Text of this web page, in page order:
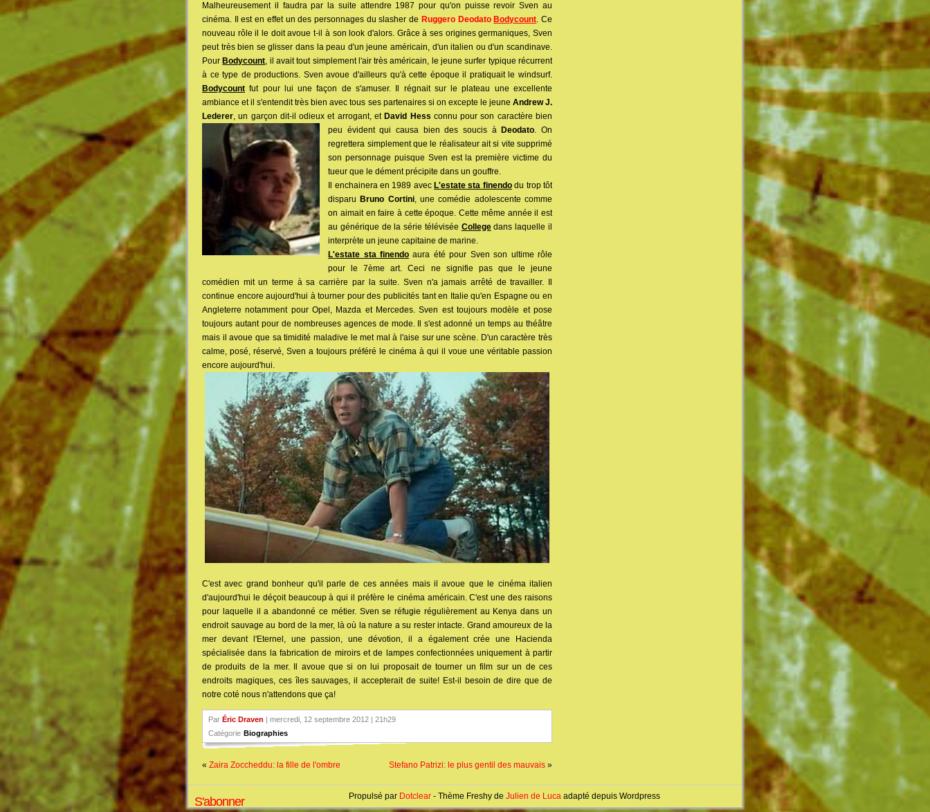
Malheureusement il faudra par la suite attendre 1987 pour qu'on puisse revoir Sven au
cinéma. Il est en effet un des personnages du slasher de Ruggero Deodato Bodycount. Ce
nouveau rôle il le doit avoue t-il à son look d'alors. Grâce à ses origines germaniques, Sven
peut très bien se glisser dans la peau d'un jeune américain, d'un italien ou d'un scandinave.
Pour Bodycount, il avait tout simplement l'air très américain, le jeune surfer typique récurrent
à ce type de productions. Sven avoue d'ailleurs qu'à cette époque il pratiquait le windsurf.
Bodycount fut pour lui une façon de s'amuser. Il régnait sur le plateau une excellente
ambiance et il s'entendit très bien avec tous ses partenaires si on excepte le jeune Andrew J.
Lederer, un garçon dit-il odieux et arrogant, et David Hess connu pour son caractère bien
peu évident quicausa bien des soucis à Deodato. On
regrettera simplement que le réalisateur ait si vite supprimé
son personnage puisque Sven est la première victime du
tueur que le dément précipite dans un gouffre.
Il enchainera en 1989 avec L'estate sta finendodu trop tôt
disparu Bruno Cortini, une comédie adolescente comme
on aimait en faire à cette époque. Cette même année il est
au générique de la série télévisée Collegedans laquelle il
interprète un jeune capitaine de marine.
L'estate sta finendo aura été pour Sven son ultime rôle
pour le 7ème art. Ceci ne signifie pas que le jeune
comédien mit un terme à sa carrière par la suite. Sven n'a jamais arrêté de travailler. Il
continue encore aujourd'hui à tourner pour des publicités tant en Italie qu'en Espagne ou en
Angleterre notamment pour Opel, Mazda et Mercedes. Sven est toujours modèle et pose
toujours autant pour de nombreuses agences de mode. Il s'est adonné un temps au théâtre
mais il avoue que sa timidité maladive le met mal à l'aise sur une scène. D'un caractère très
calme, posé, réservé, Sven a toujours préféré le cinéma à qui il voue une véritable passion
encore aujourd'hui.
C'est avec grand bonheur qu'il parle de ces années mais il avoue que le cinéma italien
d'aujourd'hui le déçoit beaucoup à qui il préfère le cinéma américain. C'est une des raisons
pour laquelle il a abandonné ce métier. Sven se réfugie régulièrement au Kenya dans un
endroit sauvage au bord de la mer, là où la nature a su rester intacte. Grand amoureux de la
mer devant l'Eternel, une passion, une dévotion, il a également crée une Hacienda
spécialisée dans la fabrication de miroirs et de lampes confectionnées uniquement à partir
de produits de la mer. Il avoue que si on lui proposait de tourner un film sur un de ces
endroits magiques, ces îles sauvages, il accepterait de suite! Est-il besoin de dire que de
notre coté nous n'attendons que ça!
Par Éric Draven | mercredi, 12 septembre 2012 | 21h29
Catégorie Biographies
« Zaira Zoccheddu: la fille de l'ombre Stefano Patrizi: le plus gentil des mauvais »
S'abonner Propulsé par Dotclear - Thème Freshy de Julien de Luca adapté depuis Wordpress